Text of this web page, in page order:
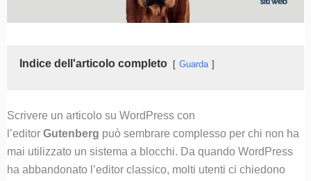
Indice dell'articolo completo Guarda
Scrivere un articolo su WordPress con
l’editor Gutenberg può sembrare complesso per chi non ha
mai utilizzato un sistema a blocchi. Da quando WordPress
ha abbandonato l’editor classico, molti utenti ci chiedono